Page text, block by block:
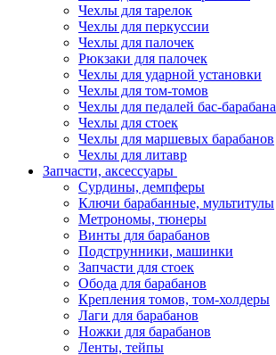
Чехлы для тарелок
Чехлы для перкуссии
Чехлы для палочек
Рюкзаки для палочек
Чехлы для ударной установки
Чехлы для том-томов
Чехлы для педалей бас-барабана
Чехлы для стоек
Чехлы для маршевых барабанов
Чехлы для литавр
Запчасти, аксессуары
Сурдины, демпферы
Ключи барабанные, мультитулы
Метрономы, тюнеры
Винты для барабанов
Подструнники, машинки
Запчасти для стоек
Обода для барабанов
Крепления томов, том-холдеры
Лаги для барабанов
Ножки для барабанов
Ленты, тейпы